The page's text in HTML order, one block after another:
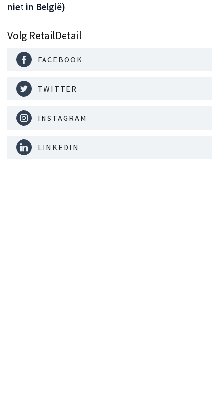
niet in België)
Volg RetailDetail
FACEBOOK
TWITTER
INSTAGRAM
LINKEDIN